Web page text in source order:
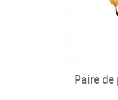
Paire